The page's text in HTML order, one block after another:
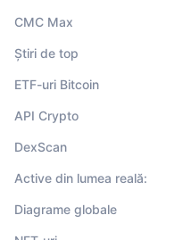
CMC Max
Știri de top
ETF-uri Bitcoin
API Crypto
DexScan
Active din lumea reală:
Diagrame globale